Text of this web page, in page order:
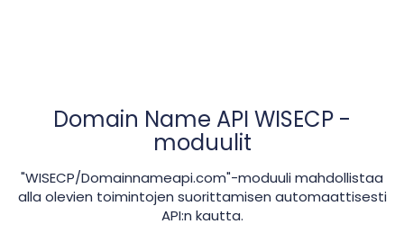
Domain Name API WISECP -
moduulit
"WISECP/Domainnameapi.com"-moduuli mahdollistaa
alla olevien toimintojen suorittamisen automaattisesti
API:n kautta.